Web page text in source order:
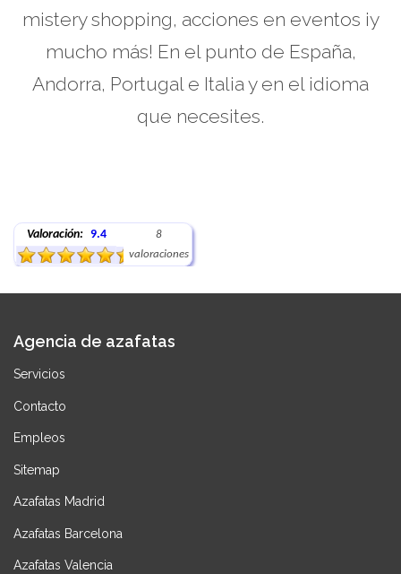
mistery shopping, acciones en eventos ¡y
mucho más! En el punto de España,
Andorra, Portugal e Italia y en el idioma
que necesites.
Valoración: 9.4
8
valoraciones
Agencia de azafatas
Servicios
Contacto
Empleos
Sitemap
Azafatas Madrid
Azafatas Barcelona
Azafatas Valencia